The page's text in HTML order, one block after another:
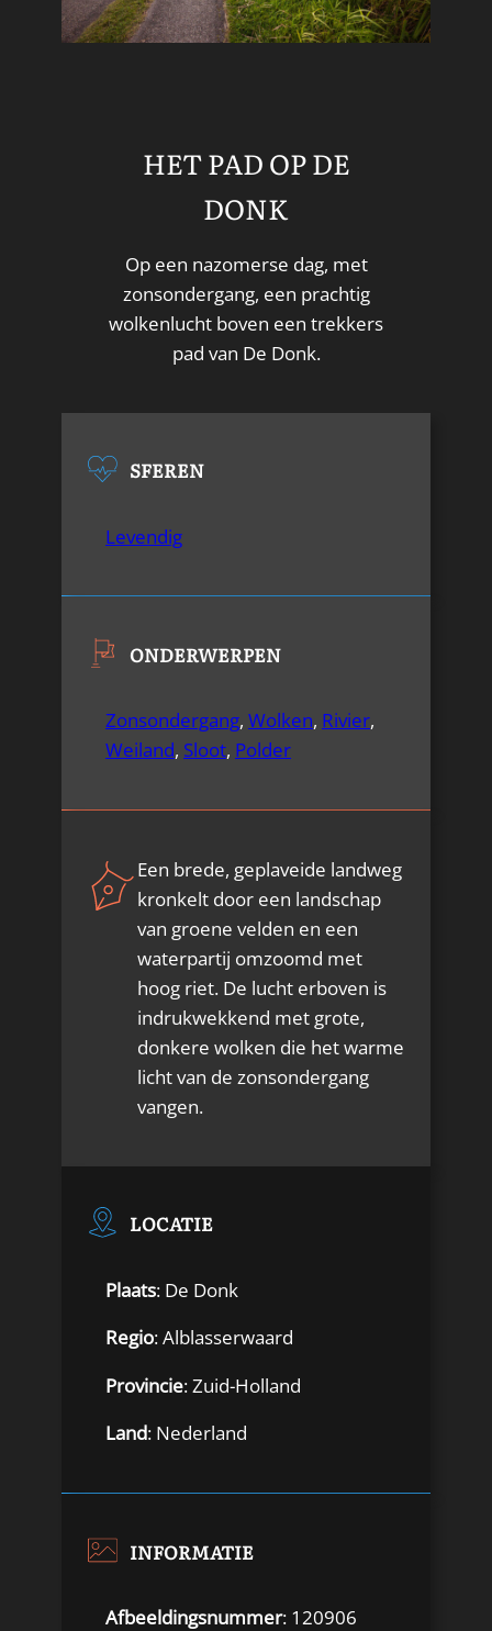
HET PAD OP DE
DONK
Op een nazomerse dag, met
zonsondergang, een prachtig
wolkenlucht boven een trekkers
pad van De Donk.
SFEREN
Levendig
ONDERWERPEN
Zonsondergang, Wolken, Rivier,
Weiland, Sloot, Polder
Een brede, geplaveide landweg
kronkelt door een landschap
van groene velden en een
waterpartij omzoomd met
hoog riet. De lucht erboven is
indrukwekkend met grote,
donkere wolken die het warme
licht van de zonsondergang
vangen.
LOCATIE
Plaats: De Donk
Regio: Alblasserwaard
Provincie: Zuid-Holland
Land: Nederland
INFORMATIE
Afbeeldingsnummer: 120906